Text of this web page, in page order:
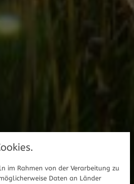
im Rahmen von der Verarbeitung zu
Daten an Länder